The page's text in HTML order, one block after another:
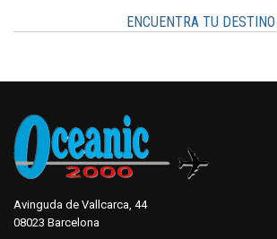
ENCUENTRA TU DESTINO
Avinguda de Vallcarca, 44
08023 Barcelona